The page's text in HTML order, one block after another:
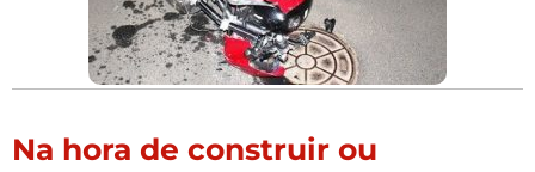
Na hora de construir ou